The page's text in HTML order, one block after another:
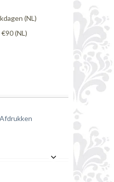
(NL)
(NL)
Afdrukken